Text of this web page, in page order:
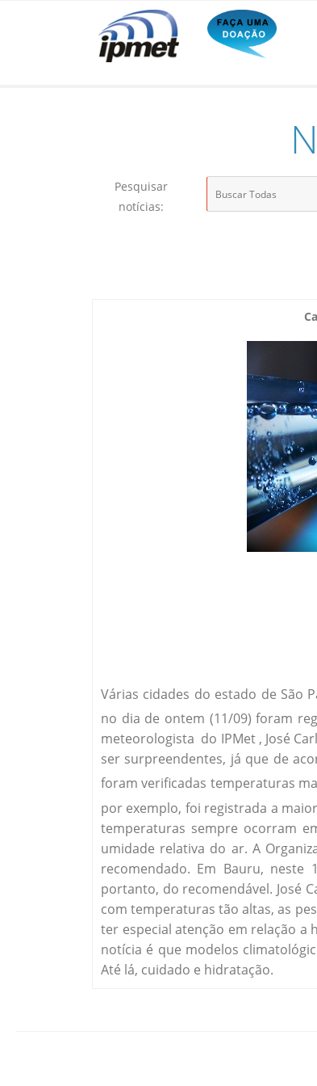
Pesquisar
notícias:
Várias cidades do estado de São
no dia de ontem (11/09) foram
meteorologista do IPMet , José
ser surpreendentes, já que de
foram verificadas temperaturas
por exemplo, foi registrada a
temperaturas sempre ocorram
umidade relativa do ar. A
recomendado. Em Bauru,
portanto, do recomendável. José
com temperaturas tão altas, as
ter especial atenção em relação a
notícia é que modelos
Até lá, cuidado e hidratação.